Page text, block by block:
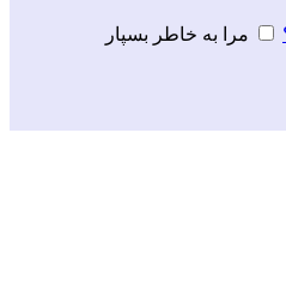
مرا به خاطر بسپار